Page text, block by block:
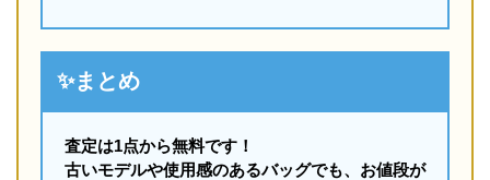
✨まとめ
査定は1点から無料です！
古いモデルや使用感のあるバッグでも、お値段が